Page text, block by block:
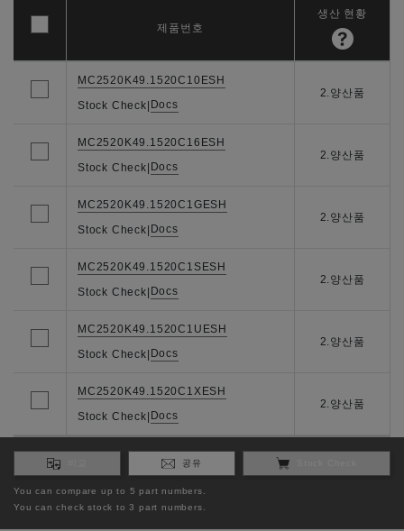
MC2520K49.1520C10ESH
Stock Check| Docs
2.양산품
MC2520K49.1520C16ESH
Stock Check| Docs
2.양산품
MC2520K49.1520C1GESH
Stock Check| Docs
2.양산품
MC2520K49.1520C1SESH
Stock Check| Docs
2.양산품
MC2520K49.1520C1UESH
Stock Check| Docs
2.양산품
MC2520K49.1520C1XESH
Stock Check| Docs
2.양산품
제품번호
생산 현황
공유
You can compare up to 5 part numbers.
You can check stock to 3 part numbers.